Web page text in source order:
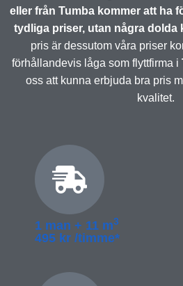
eller från Tumba kommer att ha
tydliga priser, utan några dolda
pris är dessutom våra priser
förhållandevis låga som flyttfirma i
oss att kunna erbjuda bra pris
kvalitet.
1 man + 11 m3
495 kr /timme*